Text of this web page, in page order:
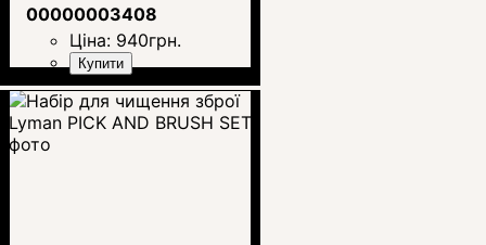
00000003408
Ціна: 940грн.
Купити